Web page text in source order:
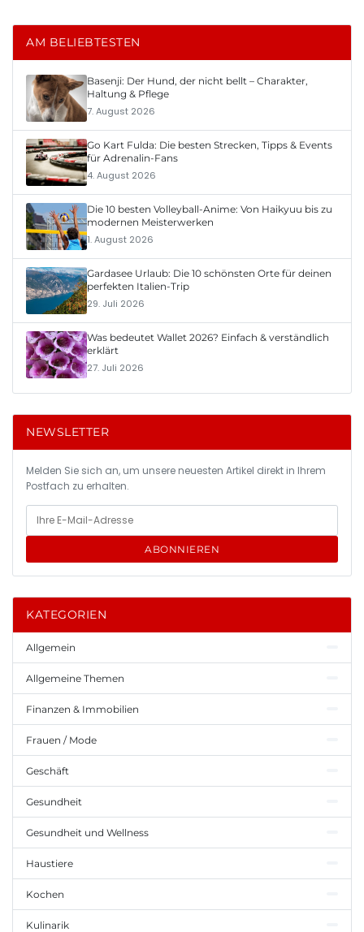
AM BELIEBTESTEN
Basenji: Der Hund, der nicht bellt – Charakter,
Haltung & Pflege
7. August 2026
Go Kart Fulda: Die besten Strecken, Tipps & Events
für Adrenalin-Fans
4. August 2026
Die 10 besten Volleyball-Anime: Von Haikyuu bis zu
modernen Meisterwerken
1. August 2026
Gardasee Urlaub: Die 10 schönsten Orte für deinen
perfekten Italien-Trip
29. Juli 2026
Was bedeutet Wallet 2026? Einfach & verständlich
erklärt
27. Juli 2026
NEWSLETTER
Melden Sie sich an, um unsere neuesten Artikel direkt in Ihrem
Postfach zu erhalten.
ABONNIEREN
KATEGORIEN
Allgemein
Allgemeine Themen
Finanzen & Immobilien
Frauen / Mode
Geschäft
Gesundheit
Gesundheit und Wellness
Haustiere
Kochen
Kulinarik